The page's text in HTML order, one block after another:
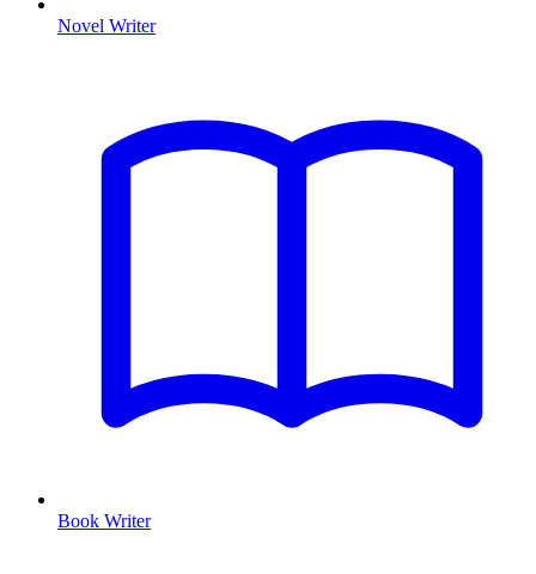
Novel Writer
Book Writer